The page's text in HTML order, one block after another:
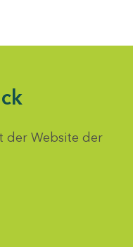
der Website der
auswählen